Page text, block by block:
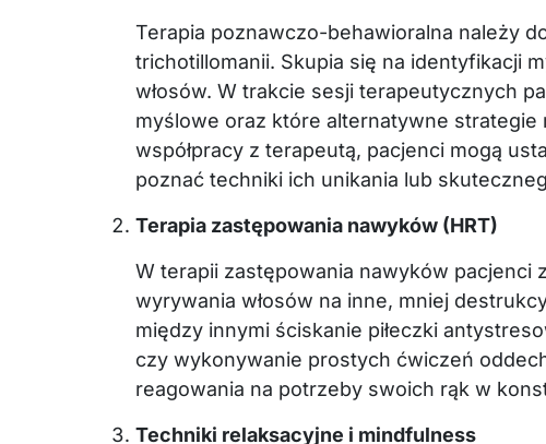
Terapia poznawczo-behawioralna należy
trichotillomanii. Skupia się na identyfikacji
włosów. W trakcie sesji terapeutycznych
myślowe oraz które alternatywne
współpracy z terapeutą, pacjenci mogą
poznać techniki ich unikania lub
Terapia zastępowania nawyków (HRT)
W terapii zastępowania nawyków pacjenci
wyrywania włosów na inne, mniej
między innymi ściskanie piłeczki
czy wykonywanie prostych ćwiczeń
reagowania na potrzeby swoich rąk w
Techniki relaksacyjne i mindfulness